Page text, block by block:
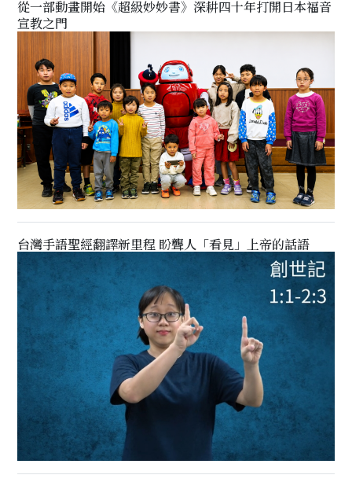
從一部動畫開始《超級妙妙書》深耕四十年打開日本福音
宣教之門
台灣手語聖經翻譯新里程 盼聾人「看見」上帝的話語